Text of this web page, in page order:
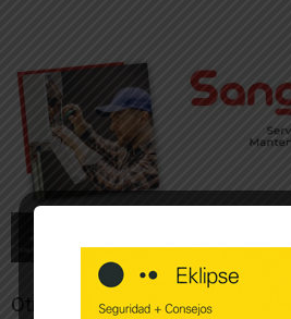
Otras noticias de interés: